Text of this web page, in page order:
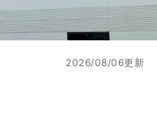
2026/08/06更新